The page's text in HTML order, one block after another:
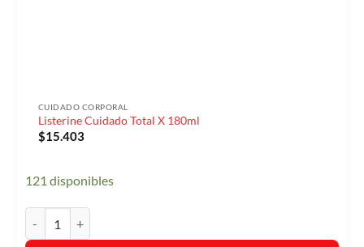
CUIDADO CORPORAL
Listerine Cuidado Total X 180ml
$15.403
121 disponibles